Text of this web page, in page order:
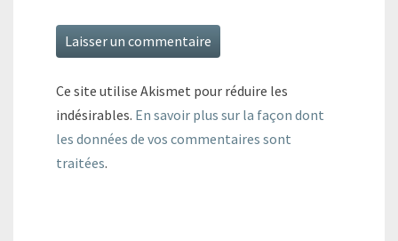
Ce site utilise Akismet pour réduire les
indésirables. En savoir plus sur la façon dont
les données de vos commentaires sont
traitées.